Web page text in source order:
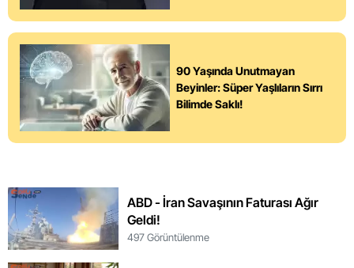
90 Yaşında Unutmayan
Beyinler: Süper Yaşlıların Sırrı
Bilimde Saklı!
ABD - İran Savaşının Faturası Ağır
Geldi!
497 Görüntülenme